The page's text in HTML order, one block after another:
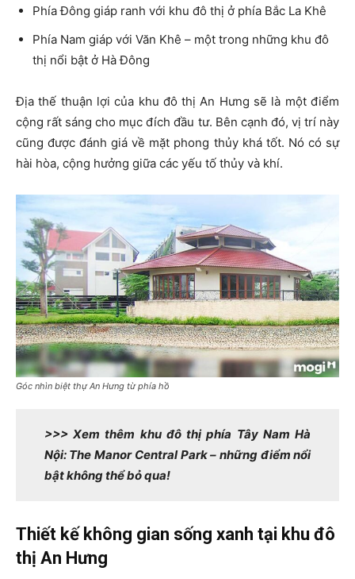
Phía Đông giáp ranh với khu đô thị ở phía Bắc La Khê
Phía Nam giáp với Văn Khê – một trong những khu đô
thị nổi bật ở Hà Đông
Địa thế thuận lợi của khu đô thị An Hưng sẽ là một điểm
cộng rất sáng cho mục đích đầu tư. Bên cạnh đó, vị trí này
cũng được đánh giá về mặt phong thủy khá tốt. Nó có sự
hài hòa, cộng hưởng giữa các yếu tố thủy và khí.
Góc nhìn biệt thự An Hưng từ phía hồ
>>> Xem thêm khu đô thị phía Tây Nam Hà
Nội: The Manor Central Park – những điểm nổi
bật không thể bỏ qua!
Thiết kế không gian sống xanh tại khu đô
thị An Hưng